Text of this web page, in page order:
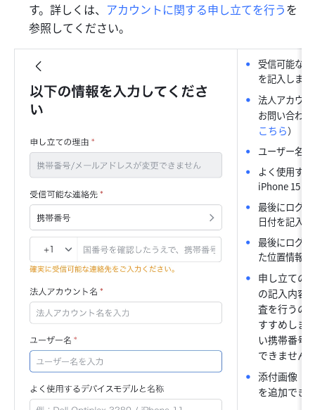
す。詳しくは、 アカウントに関する申し立てを行うを
参照してください。
受信可能な
を記入します
法人アカウ
お問い合わ
こちら）
ユーザー名
よく使用す
iPhone 15
最後にログ
日付を記入
最後にログ
た位置情報
申し立ての
の記入内容
査を行うの
すすめしま
い携帯番号
できません
添付画像（
を追加でき